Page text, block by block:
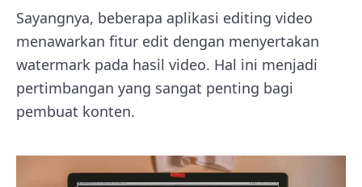
Sayangnya, beberapa aplikasi editing video
menawarkan fitur edit dengan menyertakan
watermark pada hasil video. Hal ini menjadi
pertimbangan yang sangat penting bagi
pembuat konten.